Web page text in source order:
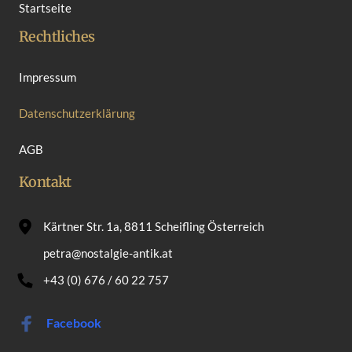
Startseite
Rechtliches
Impressum
Datenschutzerklärung
AGB
Kontakt
Kärtner Str. 1a, 8811 Scheifling Österreich
petra@nostalgie-antik.at
+43 (0) 676 / 60 22 757
Facebook